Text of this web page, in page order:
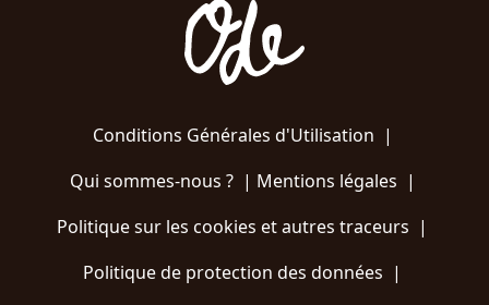
Conditions Générales d'Utilisation |
Qui sommes-nous ?| Mentions légales |
Politique sur les cookies et autres traceurs |
Politique de protection des données |